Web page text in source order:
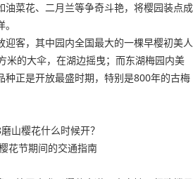
油菜花、二月兰等争奇斗艳，将樱园装点成
迎客，其中园内全国最大的一棵早樱初美人
米的大伞，在湖边摇曳；而东湖梅园内美
种正是开放最盛时期，特别是800年的古梅
山樱花什么时候开？
花节期间的交通指南